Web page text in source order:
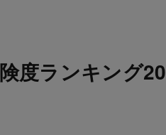
度ランキング